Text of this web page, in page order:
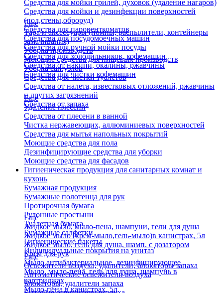
Средства для мойки грилей, духовок (удаление нагаров)
Средства для мойки и дезинфекции поверхностей
(пол,стены,оброруд)
Средства для паровенткоматов
Средства для посудомоечных машин
Средства для ручной мойки посуды
Средства для холодильников, кофемашин
Средства от накипи, окалины, ржавчины
Средства для чистки кофемашин
Еще
Тара и аксессуары (помпы, распылители, контейнеры
замачивания)
Уборка производств
Моющие средства для пищевых производств
Уборка сан.узлов
Средства для чистки туалетов
Средства от налета, известковых отложений, ржавчины
и других загрязнений
Средства от запаха
Еще
Удаление плесени
Средства от плесени в ванной
Чистка нержавеющих, аллюминиевых поверхностей
Средства для мытья напольных покрытий
Моющие средства для пола
Дезинфицирующие средства для уборки
Моющие средства для фасадов
Гигиеническая продукция для санитарных комнат и
кухонь
Бумажная продукция
Бумажные полотенца для рук
Протирочная бумага
Рулонные простыни
Туалетная бумага
Бумажные салфетки
Гигиенические пакеты
Индивидуальные покрытия на унитаз
Еще
Жидкое мыло, мыло-пена, шампуни, гели для душа
Жидкое мыло (крем-мыло,гель-мыло)в канистрах, 5л
Жидкое мыло, гель для душа, шамп. с дозатором
Крем для рук
Мыло антибактериальное, дезинфицирующее
Мыло, мыло-пена, гель для душа, шампунь в
картриджах
Мыло-пена в канистрах, 5л
Еще
Освежители воздуха, удалители, блокаторы запаха
Автоматические освежители воздуха
Блокаторы, удалители запаха